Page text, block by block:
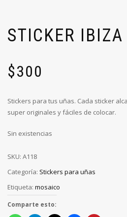
STICKER
$300
Stickers para tus uñas. Cada sticker
super originales y fáciles de colocar.
Sin existencias
SKU: A118
Categoría: Stickers para uñas
Etiqueta: mosaico
Comparte esto: